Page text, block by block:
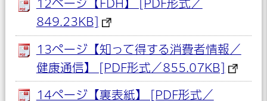
12ページ【FDH】 [PDF形式／
849.23KB]
13ページ【知って得する消費者情報／
健康通信】 [PDF形式／855.07KB]
14ページ【裏表紙】 [PDF形式／